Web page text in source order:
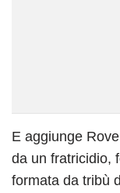
E aggiunge
da un fratricidio,
formata da tribù